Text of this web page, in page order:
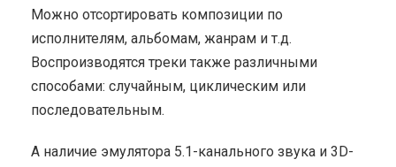
Можно отсортировать композиции по
исполнителям, альбомам, жанрам и т.д.
Воспроизводятся треки также различными
способами: случайным, циклическим или
последовательным.
А наличие эмулятора 5.1-канального звука и 3D-